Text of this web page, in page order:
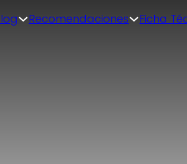
Recomendaciones
Ficha